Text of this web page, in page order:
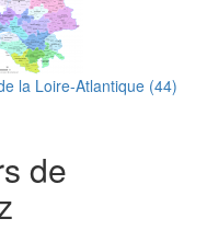
la Loire-Atlantique (44)
de